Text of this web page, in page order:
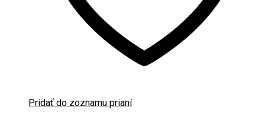
Pridať do zoznamu prianí